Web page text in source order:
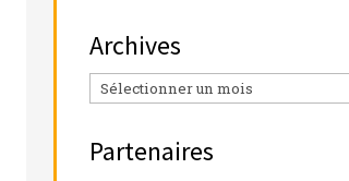
Archives
Archives
Partenaires